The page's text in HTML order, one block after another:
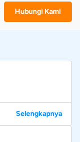
Hubungi Kami
Selengkapnya